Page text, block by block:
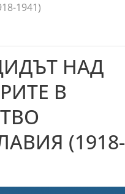
1941)
НАД
В
(1918-